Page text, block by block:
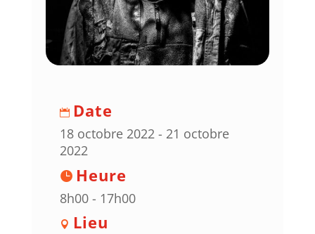
Date
18 octobre 2022 - 21 octobre
2022
Heure
8h00 - 17h00
Lieu